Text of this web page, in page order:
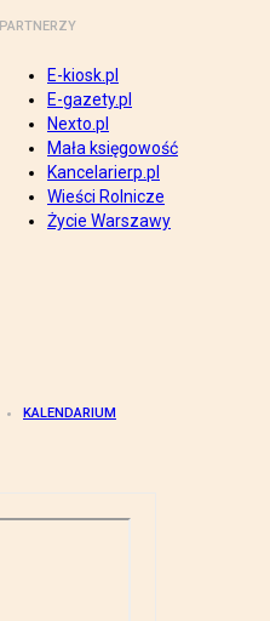
PARTNERZY
E-kiosk.pl
E-gazety.pl
Nexto.pl
Mała księgowość
Kancelarierp.pl
Wieści Rolnicze
Życie Warszawy
KALENDARIUM